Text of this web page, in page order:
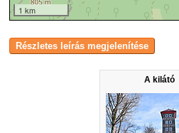
A kilátó
1 km